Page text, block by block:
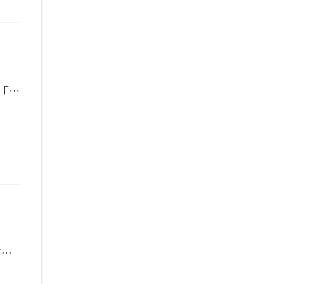
先日、ゴディバの期間限定ショコリキサーを飲んできました！今回の期間限定新作は「ドバイチョコレートショコリキサー」です。1ヶ月ほど前からずっと楽しみにしていたのでやっと飲むことができて幸せでした。ピスタチオとチョコレート […]
こんにちは、担任助手の奥村です。 皆さんは、大学にも英語の授業があることを知っていますか？ 大学では、高校までとは一味違った角度から英語を学びます。 1，2年生の内は、どの学部にいる人でも必修で英語の授業があります。 そ […]